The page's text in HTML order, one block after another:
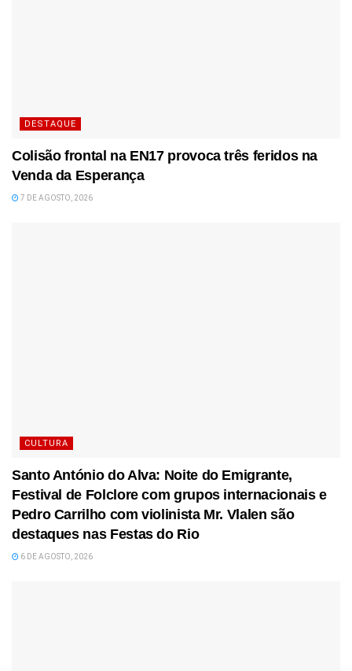
DESTAQUE
Colisão frontal na EN17 provoca três feridos na
Venda da Esperança
7 DE AGOSTO, 2026
CULTURA
Santo António do Alva: Noite do Emigrante,
Festival de Folclore com grupos internacionais e
Pedro Carrilho com violinista Mr. Vlalen são
destaques nas Festas do Rio
6 DE AGOSTO, 2026